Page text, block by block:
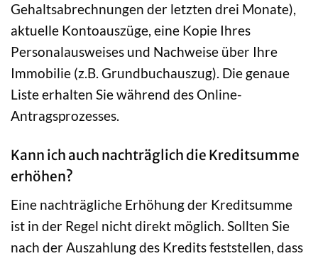
Gehaltsabrechnungen der letzten drei Monate),
aktuelle Kontoauszüge, eine Kopie Ihres
Personalausweises und Nachweise über Ihre
Immobilie (z.B. Grundbuchauszug). Die genaue
Liste erhalten Sie während des Online-
Antragsprozesses.
Kann ich auch nachträglich die Kreditsumme
erhöhen?
Eine nachträgliche Erhöhung der Kreditsumme
ist in der Regel nicht direkt möglich. Sollten Sie
nach der Auszahlung des Kredits feststellen, dass